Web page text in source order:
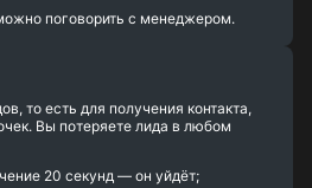
поговорить с менеджером.
то есть для получения контакта,
Вы потеряете лида в любом
20 секунд — он уйдёт;